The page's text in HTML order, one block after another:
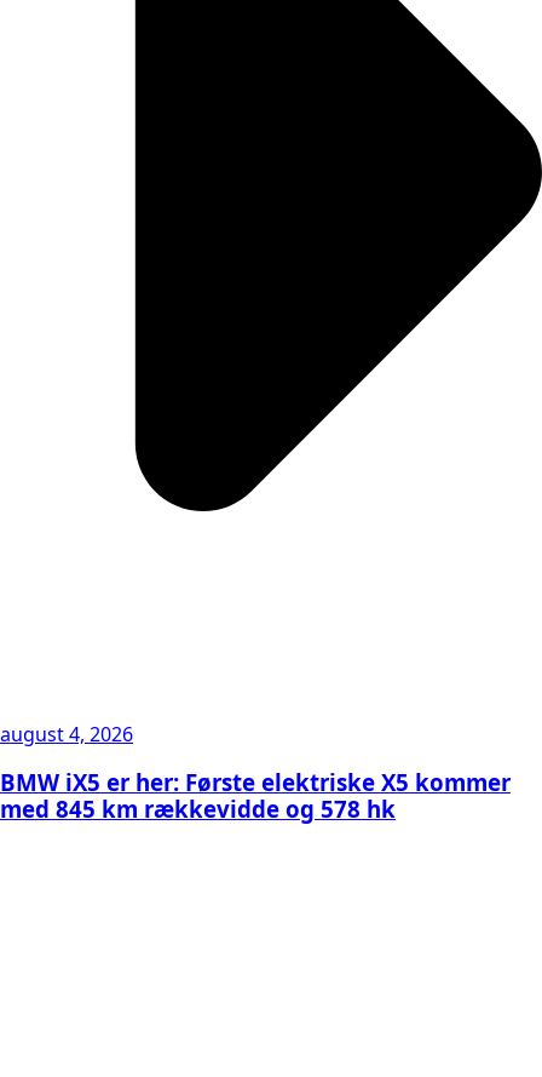
august 4, 2026
BMW iX5 er her: Første elektriske X5 kommer
med 845 km rækkevidde og 578 hk